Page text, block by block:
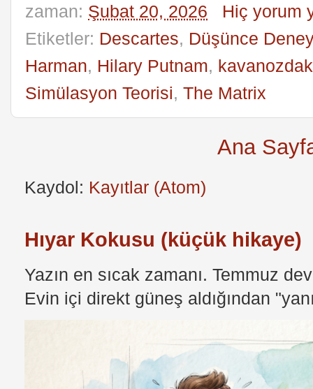
zaman: Şubat 20, 2026
Hiç yorum
Etiketler: Descartes, Düşünce
Harman, Hilary Putnam,
Simülasyon Teorisi, The Matrix
Ana
Kaydol: Kayıtlar (Atom)
Hıyar Kokusu (küçük hikaye)
Yazın en sıcak zamanı. Temmuz
Evin içi direkt güneş aldığından